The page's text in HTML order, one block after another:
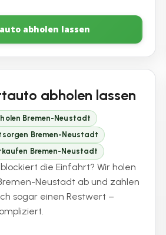
abholen lassen
abholen lassen
Bremen-Neustadt
Bremen-Neustadt
Bremen-Neustadt
die Einfahrt? Wir holen
Neustadt ab und zahlen
sogar einen Restwert –